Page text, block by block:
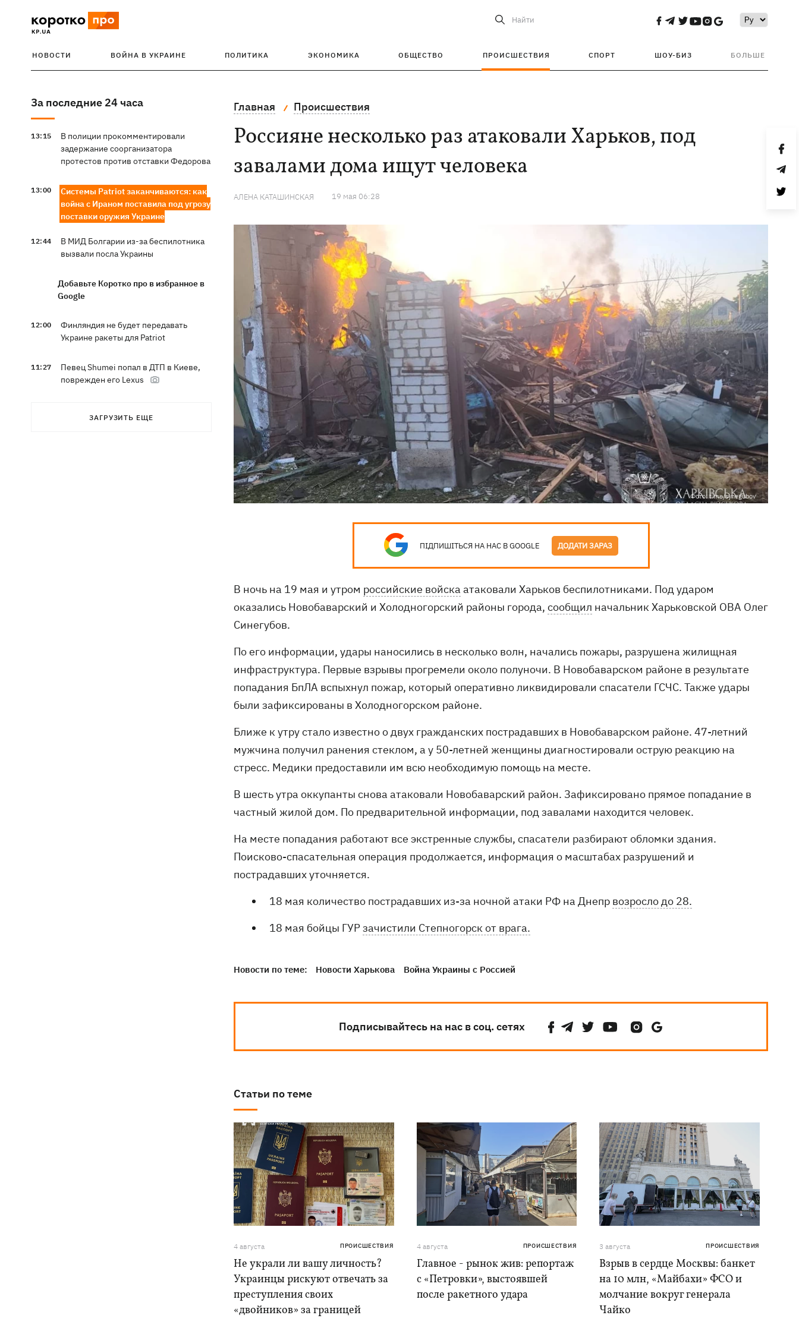
Найти
НОВОСТИ ВОЙНА В УКРАИНЕ ПОЛИТИКА ЭКОНОМИКА ОБЩЕСТВО ПРОИСШЕСТВИЯ СПОРТ ШОУ-БИЗ БОЛЬШЕ
За последние 24 часа
13:15
В полиции прокомментировали
задержание соорганизатора
протестов против отставки Федорова
13:00
Системы Patriot заканчиваются: как
война с Ираном поставила под угрозу
поставки оружия Украине
12:44
В МИД Болгарии из-за беспилотника
вызвали посла Украины
Добавьте Коротко про в избранное в
Google
12:00
Финляндия не будет передавать
Украине ракеты для Patriot
11:27
Певец Shumei попал в ДТП в Киеве,
поврежден его Lexus
летие объявил, что написал
ЗАГРУЗИТЬ ЕЩЕ
Главная Происшествия
Россияне несколько раз атаковали Харьков, под
завалами дома ищут человека
АЛЕНА КАТАШИНСКАЯ 19 мая 06:28
Фото: t.me/synegubov
ПІДПИШІТЬСЯ НА НАС В GOOGLE ДОДАТИ ЗАРАЗ
В ночь на 19 мая и утром российские войска атаковали Харьков беспилотниками. Под ударом
оказались Новобаварский и Холодногорский районы города, сообщил начальник Харьковской ОВА Олег
Синегубов.
По его информации, удары наносились в несколько волн, начались пожары, разрушена жилищная
инфраструктура. Первые взрывы прогремели около полуночи. В Новобаварском районе в результате
попадания БпЛА вспыхнул пожар, который оперативно ликвидировали спасатели ГСЧС. Также удары
были зафиксированы в Холодногорском районе.
Ближе к утру стало известно о двух гражданских пострадавших в Новобаварском районе. 47-летний
мужчина получил ранения стеклом, а у 50-летней женщины диагностировали острую реакцию на
стресс. Медики предоставили им всю необходимую помощь на месте.
В шесть утра оккупанты снова атаковали Новобаварский район. Зафиксировано прямое попадание в
частный жилой дом. По предварительной информации, под завалами находится человек.
На месте попадания работают все экстренные службы, спасатели разбирают обломки здания.
Поисково-спасательная операция продолжается, информация о масштабах разрушений и
пострадавших уточняется.
18 мая количество пострадавших из-за ночной атаки РФ на Днепр возросло до 28.
18 мая бойцы ГУРзачистили Степногорск от врага.
Новости по теме: Новости Харькова Война Украины с Россией
Подписывайтесь на нас в соц. сетях
Статьи по теме
4 августа ПРОИСШЕСТВИЯ
Не украли ли вашу личность?
Украинцы рискуют отвечать за
преступления своих
«двойников» за границей
4 августа ПРОИСШЕСТВИЯ
Главное - рынок жив: репортаж
с «Петровки», выстоявшей
после ракетного удара
3 августа ПРОИСШЕСТВИЯ
Взрыв в сердце Москвы: банкет
на 10 млн, «Майбахи» ФСО и
молчание вокруг генерала
Чайко